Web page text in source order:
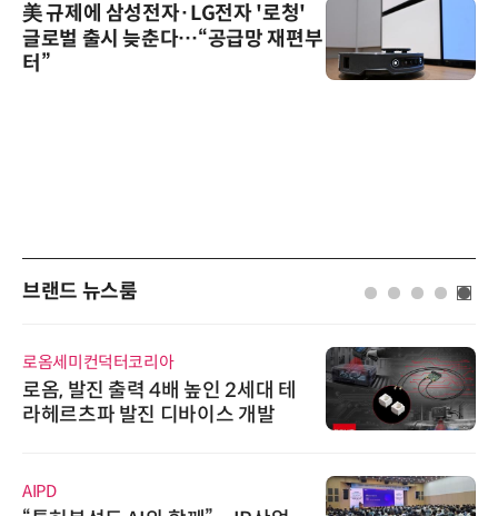
美 규제에 삼성전자·LG전자 '로청'
글로벌 출시 늦춘다…“공급망 재편부
터”
브랜드 뉴스룸
로옴세미컨덕터코리아
로옴, 발진 출력 4배 높인 2세대 테
라헤르츠파 발진 디바이스 개발
AIPD